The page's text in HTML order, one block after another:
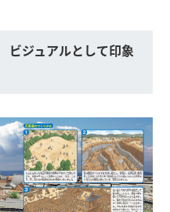
ジュアルとして印象